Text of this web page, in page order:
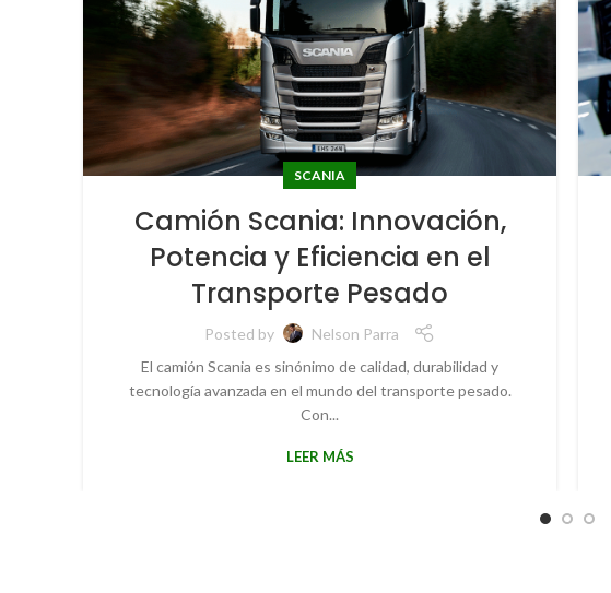
SCANIA
Camión Scania: Innovación,
Potencia y Eficiencia en el
Transporte Pesado
Posted by
Nelson Parra
El camión Scania es sinónimo de calidad, durabilidad y
tecnología avanzada en el mundo del transporte pesado.
Con...
LEER MÁS